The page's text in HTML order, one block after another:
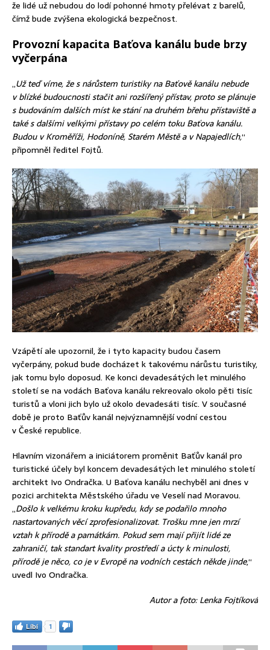
že lidé už nebudou do lodí pohonné hmoty přelévat z barelů,
čímž bude zvýšena ekologická bezpečnost.
Provozní kapacita Baťova kanálu bude brzy
vyčerpána
„Už teď víme, že s nárůstem turistiky na Baťově kanálu nebude
v blízké budoucnosti stačit ani rozšířený přístav, proto se plánuje
s budováním dalších míst ke stání na druhém břehu přístaviště a
také s dalšími velkými přístavy po celém toku Baťova kanálu.
Budou v Kroměříži, Hodoníně, Starém Městě a v Napajedlích,“
připomněl ředitel Fojtů.
Vzápětí ale upozornil, že i tyto kapacity budou časem
vyčerpány, pokud bude docházet k takovému nárůstu turistiky,
jak tomu bylo doposud. Ke konci devadesátých let minulého
století se na vodách Baťova kanálu rekreovalo okolo pěti tisíc
turistů a vloni jich bylo už okolo devadesáti tisíc. V současné
době je proto Baťův kanál nejvýznamnější vodní cestou
v České republice.
Hlavním vizonářem a iniciátorem proměnit Baťův kanál pro
turistické účely byl koncem devadesátých let minulého století
architekt Ivo Ondračka. U Baťova kanálu nechyběl ani dnes v
pozici architekta Městského úřadu ve Veselí nad Moravou.
„Došlo k velkému kroku kupředu, kdy se podařilo mnoho
nastartovaných věcí zprofesionalizovat. Trošku mne jen mrzí
vztah k přírodě a památkám. Pokud sem mají přijít lidé ze
zahraničí, tak standart kvality prostředí a úcty k minulosti,
přírodě je něco, co je v Evropě na vodních cestách někde jinde,“
uvedl Ivo Ondračka.
Autor a foto: Lenka Fojtíková
Líbí 1